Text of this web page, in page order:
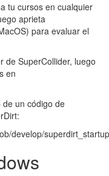
tu cursos en cualquier
aprieta
para evaluar el
de SuperCollider, luego
en
un código de
develop/